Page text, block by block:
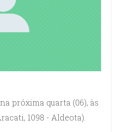
próxima quarta (06), às
1098 - Aldeota).